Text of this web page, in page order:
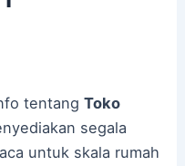
tentangToko
segala
untuk skala rumah